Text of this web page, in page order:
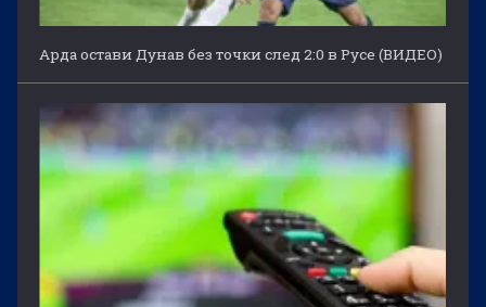
Арда остави Дунав без точки след 2:0 в Русе (ВИДЕО)